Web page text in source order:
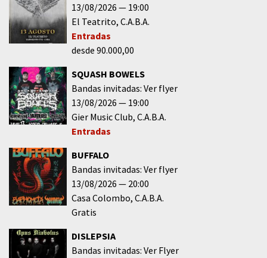
13/08/2026
19:00
El Teatrito C.A.B.A.
Entradas
desde 90.000,00
SQUASH BOWELS
Bandas invitadas: Ver flyer
13/08/2026
19:00
Gier Music Club C.A.B.A.
Entradas
BUFFALO
Bandas invitadas: Ver flyer
13/08/2026
20:00
Casa Colombo C.A.B.A.
Gratis
DISLEPSIA
Bandas invitadas: Ver Flyer